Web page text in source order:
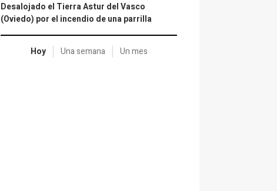
Desalojado el Tierra Astur del Vasco
(Oviedo) por el incendio de una parrilla
Hoy Una semana Un mes